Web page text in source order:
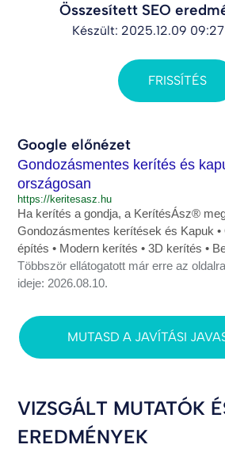
Összesített SEO
Készült: 2025.12.09 09:27
FRISSÍTÉS
Google előnézet
Gondozásmentes kerítés és
országosan
https://keritesasz.hu
Ha kerítés a gondja, a KerítésÁsz®
Gondozásmentes kerítések és Kapuk
építés • Modern kerítés • 3D kerítés •
Többször ellátogatott már erre az
ideje: 2026.08.10.
MUTASD A JAVÍTÁSI
VIZSGÁLT MUTATÓK
EREDMÉNYEK